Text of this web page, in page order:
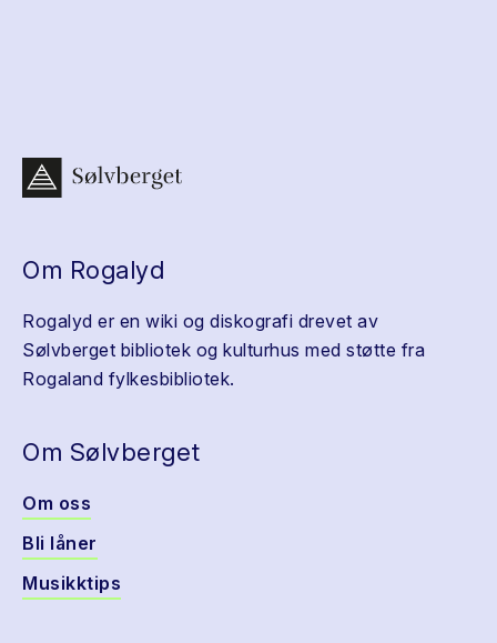
Om Rogalyd
Rogalyd er en wiki og diskografi drevet av
Sølvberget bibliotek og kulturhus med støtte fra
Rogaland fylkesbibliotek.
Om Sølvberget
Om oss
Bli låner
Musikktips